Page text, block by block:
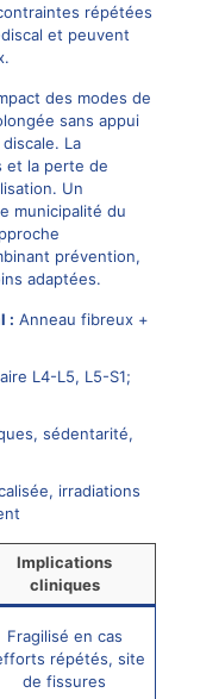
répétées
et peuvent
des modes de
sans appui
La
et la perte de
Un
municipalité du
prévention,
adaptées.
: Anneau fibreux +
L4-L5, L5-S1;
sédentarité,
irradiations
Implications
cliniques
Fragilisé en cas
répétés, site
de fissures